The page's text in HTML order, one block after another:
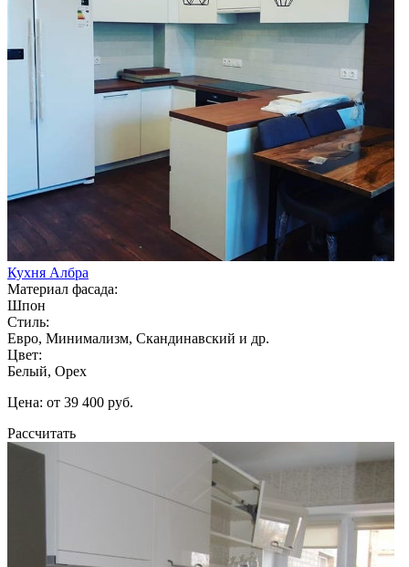
Кухня Албра
Материал фасада:
Шпон
Стиль:
Евро, Минимализм, Скандинавский и др.
Цвет:
Белый, Орех
Цена: от 39 400 руб.
Рассчитать